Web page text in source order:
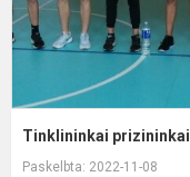
Tinklininkai prizininkai
Paskelbta: 2022-11-08